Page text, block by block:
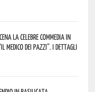
la celebre commedia in
medico dei pazzi”. I dettagli